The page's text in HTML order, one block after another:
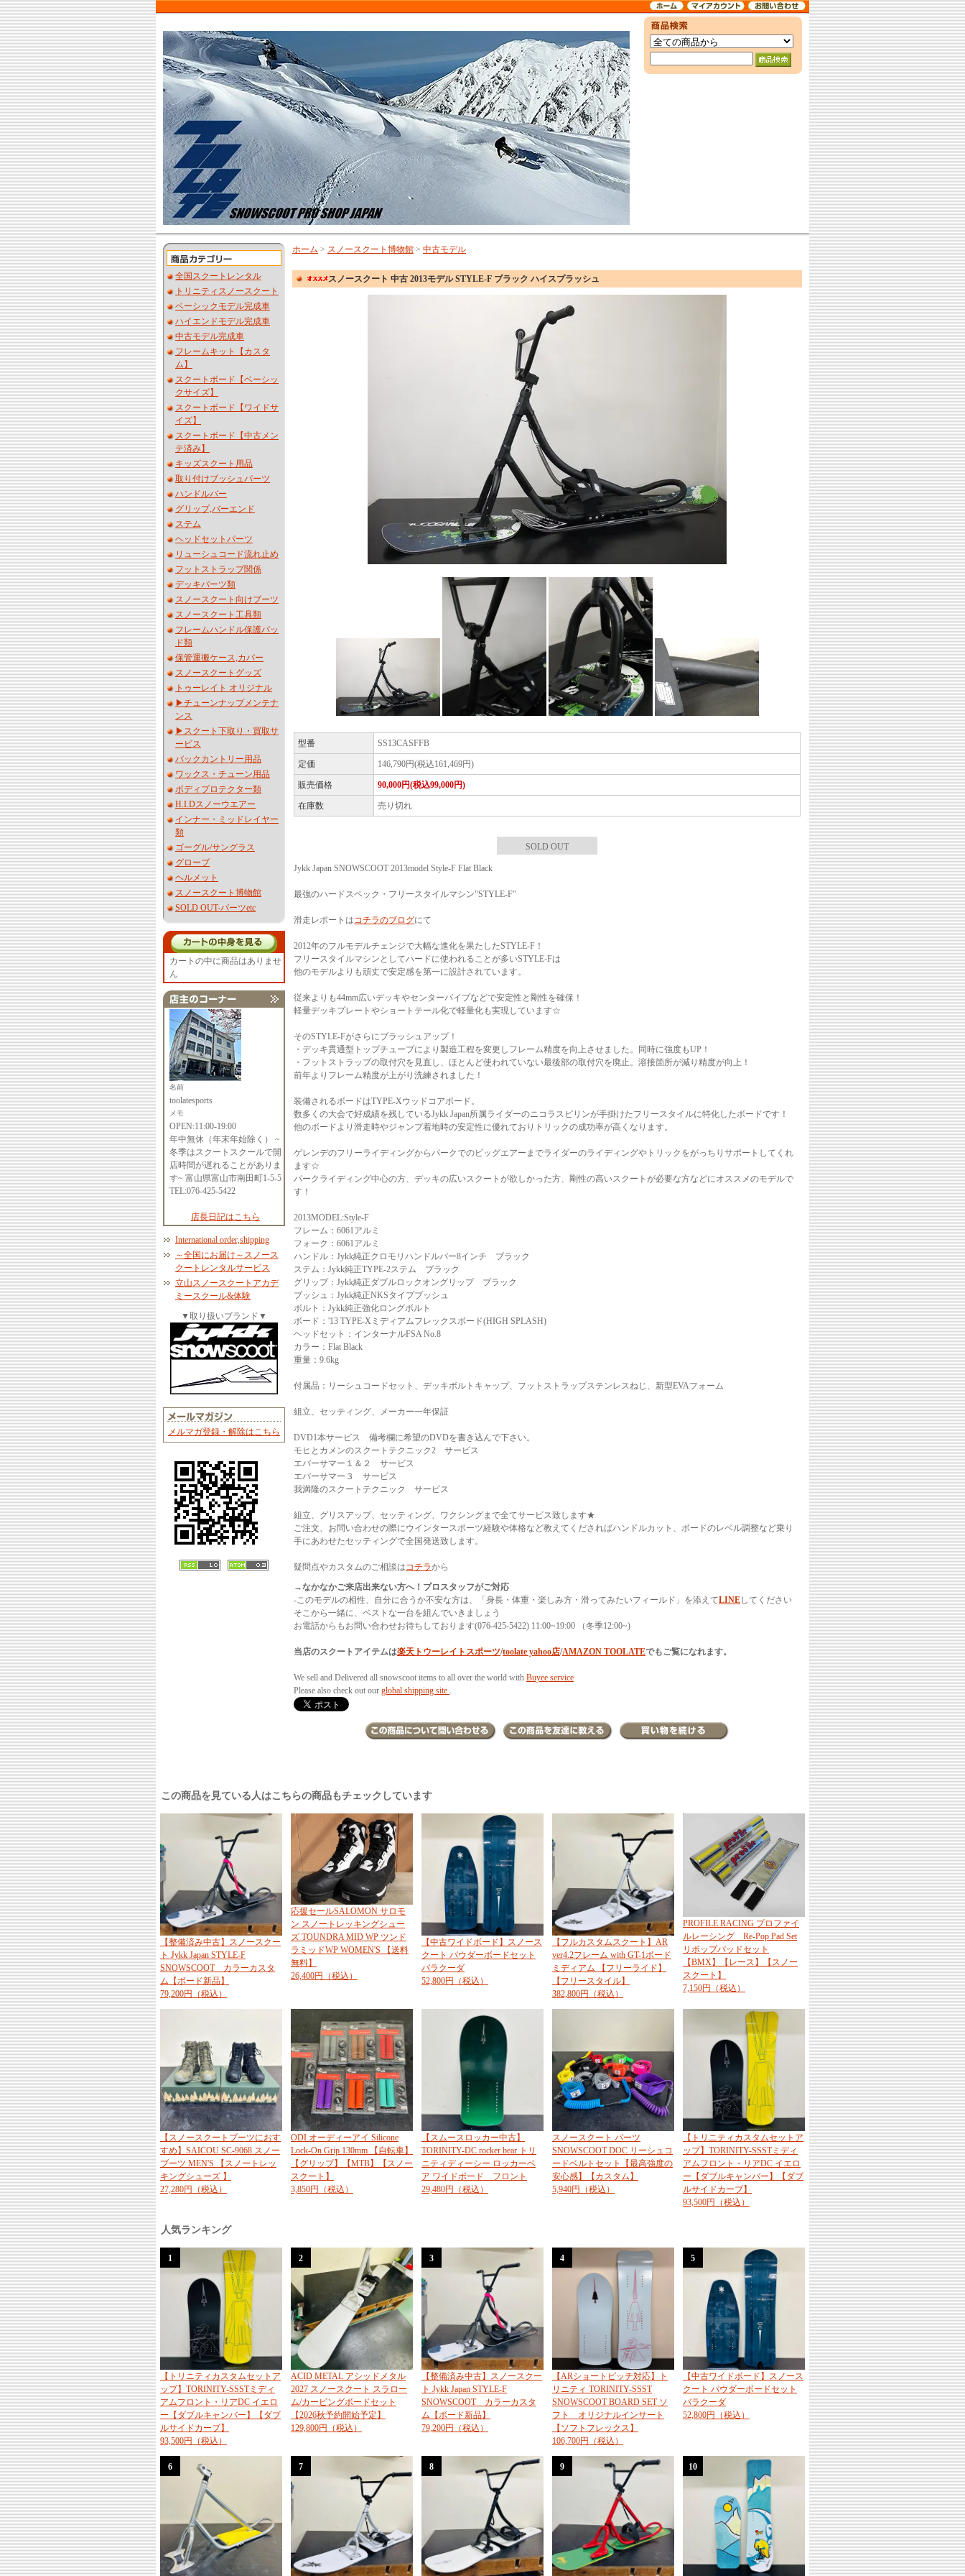
全国スクートレンタル
トリニティスノースクート
ベーシックモデル完成車
ハイエンドモデル完成車
中古モデル完成車
フレームキット【カスタ
ム】
スクートボード【ベーシッ
クサイズ】
スクートボード【ワイドサ
イズ】
スクートボード【中古メン
テ済み】
キッズスクート用品
取り付けブッシュパーツ
ハンドルバー
グリップ,バーエンド
ステム
ヘッドセットパーツ
リューシュコード流れ止め
フットストラップ関係
デッキパーツ類
スノースクート向けブーツ
スノースクート工具類
フレームハンドル保護パッ
ド類
保管運搬ケース,カバー
スノースクートグッズ
トゥーレイト オリジナル
▶︎チューンナップメンテナ
ンス
▶︎スクート下取り・買取サ
ービス
バックカントリー用品
ワックス・チューン用品
ボディプロテクター類
H.I.Dスノーウエアー
インナー・ミッドレイヤー
類
ゴーグル/サングラス
グローブ
ヘルメット
スノースクート博物館
SOLD OUT-パーツetc
カートの中に商品はありませ
ん
名前
toolatesports
メモ
OPEN:11:00-19:00
年中無休（年末年始除く） ~
冬季はスクートスクールで開
店時間が遅れることがありま
す~ 富山県富山市南田町1-5-5
TEL:076-425-5422
店長日記はこちら
International order,shipping
～全国にお届け～スノース
クートレンタルサービス
立山スノースクートアカデ
ミースクール&体験
▼取り扱いブランド▼
メルマガ登録・解除はこちら
ホーム > スノースクート博物館 > 中古モデル
スノースクート 中古 2013モデル STYLE-F ブラック ハイスプラッシュ
型番 SS13CASFFB
定価 146,790円(税込161,469円)
販売価格 90,000円(税込99,000円)
在庫数 売り切れ
SOLD OUT
Jykk Japan SNOWSCOOT 2013model Style-F Flat Black
最強のハードスペック・フリースタイルマシン"STYLE-F"
滑走レポートはコチラのブログにて
2012年のフルモデルチェンジで大幅な進化を果たしたSTYLE-F！
フリースタイルマシンとしてハードに使われることが多いSTYLE-Fは
他のモデルよりも頑丈で安定感を第一に設計されています。
従来よりも44mm広いデッキやセンターパイプなどで安定性と剛性を確保！
軽量デッキプレートやショートテール化で軽量化も実現しています☆
そのSTYLE-Fがさらにブラッシュアップ！
・デッキ貫通型トップチューブにより製造工程を変更しフレーム精度を向上させました。同時に強度もUP！
・フットストラップの取付穴を見直し、ほとんど使われていない最後部の取付穴を廃止。溶接箇所が減り精度が向上！
前年よりフレーム精度が上がり洗練されました！
装備されるボードはTYPE-Xウッドコアボード。
数多くの大会で好成績を残しているJykk Japan所属ライダーのニコラスピリンが手掛けたフリースタイルに特化したボードです！
他のボードより滑走時やジャンプ着地時の安定性に優れておりトリックの成功率が高くなります。
ゲレンデのフリーライディングからパークでのビッグエアーまでライダーのライディングやトリックをがっちりサポートしてくれ
ます☆
パークライディング中心の方、デッキの広いスクートが欲しかった方、剛性の高いスクートが必要な方などにオススメのモデルで
す！
2013MODEL:Style-F
フレーム：6061アルミ
フォーク：6061アルミ
ハンドル：Jykk純正クロモリハンドルバー8インチ ブラック
ステム：Jykk純正TYPE-2ステム ブラック
グリップ：Jykk純正ダブルロックオングリップ ブラック
ブッシュ：Jykk純正NKSタイプブッシュ
ボルト：Jykk純正強化ロングボルト
ボード：'13 TYPE-Xミディアムフレックスボード(HIGH SPLASH)
ヘッドセット：インターナルFSA No.8
カラー：Flat Black
重量：9.6kg
付属品：リーシュコードセット、デッキボルトキャップ、フットストラップステンレスねじ、新型EVAフォーム
組立、セッティング、メーカー一年保証
DVD1本サービス 備考欄に希望のDVDを書き込んで下さい。
モヒとカメンのスクートテクニック2 サービス
エバーサマー１＆２ サービス
エバーサマー３ サービス
我満隆のスクートテクニック サービス
組立、グリスアップ、セッティング、ワクシングまで全てサービス致します★
ご注文、お問い合わせの際にウインタースポーツ経験や体格など教えてくださればハンドルカット、ボードのレベル調整など乗り
手にあわせたセッティングで全国発送致します。
疑問点やカスタムのご相談はコチラから
→なかなかご来店出来ない方へ！プロスタッフがご対応
-このモデルの相性、自分に合うか不安な方は、「身長・体重・楽しみ方・滑ってみたいフィールド」を添えてLINEしてください
そこから一緒に、ベストな一台を組んでいきましょう
お電話からもお問い合わせお待ちしております(076-425-5422) 11:00~19:00 （冬季12:00~)
当店のスクートアイテムは楽天トウーレイトスポーツ/toolate yahoo店/AMAZON TOOLATEでもご覧になれます。
We sell and Delivered all snowscoot items to all over the world with Buyee service
Please also check out our global shipping site .
この商品を見ている人はこちらの商品もチェックしています
【整備済み中古】スノースクー
ト Jykk Japan STYLE-F
SNOWSCOOT カラーカスタ
ム【ボード新品】
79,200円（税込）
応援セールSALOMON サロモ
ン スノートレッキングシュー
ズ TOUNDRA MID WP ツンド
ラミッドWP WOMEN'S 【送料
無料】
26,400円（税込）
【中古ワイドボード】スノース
クート パウダーボードセット
バラクーダ
52,800円（税込）
【フルカスタムスクート】AR
ver4.2フレーム with GT-1ボード
ミディアム 【フリーライド】
【フリースタイル】
382,800円（税込）
PROFILE RACING プロファイ
ルレーシング Re-Pop Pad Set
リポップパッドセット
【BMX】【レース】【スノー
スクート】
7,150円（税込）
【スノースクートブーツにおす
すめ】SAICOU SC-9068 スノー
ブーツ MEN'S 【スノートレッ
キングシューズ 】
27,280円（税込）
ODI オーディーアイ Silicone
Lock-On Grip 130mm 【自転車】
【グリップ】【MTB】【スノー
スクート】
3,850円（税込）
【スムースロッカー中古】
TORINITY-DC rocker bear トリ
ニティディーシー ロッカーベ
ア ワイドボード フロント
29,480円（税込）
スノースクート パーツ
SNOWSCOOT DOC リーシュコ
ードベルトセット【最高強度の
安心感】【カスタム】
5,940円（税込）
【トリニティカスタムセットア
ップ】TORINITY-SSSTミディ
アムフロント・リアDC イエロ
ー【ダブルキャンバー】【ダブ
ルサイドカーブ】
93,500円（税込）
人気ランキング
1
【トリニティカスタムセットア
ップ】TORINITY-SSSTミディ
アムフロント・リアDC イエロ
ー【ダブルキャンバー】【ダブ
ルサイドカーブ】
93,500円（税込）
2
ACID METAL アシッドメタル
2027 スノースクート スラロー
ム/カービングボードセット
【2026秋予約開始予定】
129,800円（税込）
3
【整備済み中古】スノースクー
ト Jykk Japan STYLE-F
SNOWSCOOT カラーカスタ
ム【ボード新品】
79,200円（税込）
4
【ARショートピッチ対応】ト
リニティ TORINITY-SSST
SNOWSCOOT BOARD SET ソ
フト オリジナルインサート
【ソフトフレックス】
106,700円（税込）
5
【中古ワイドボード】スノース
クート パウダーボードセット
バラクーダ
52,800円（税込）
6 7 8 9 10